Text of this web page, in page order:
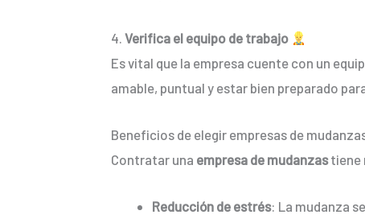
4. Verifica el equipo de trabajo
Es vital que la empresa cuente con un
amable, puntual y estar bien preparado
Beneficios de elegir empresas de
Contratar una empresa de mudanzastiene
Reducción de estrés: La mudanza